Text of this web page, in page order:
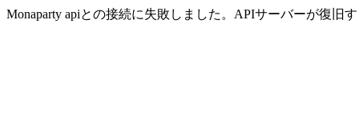
Monaparty apiとの接続に失敗しました。APIサーバーが復旧